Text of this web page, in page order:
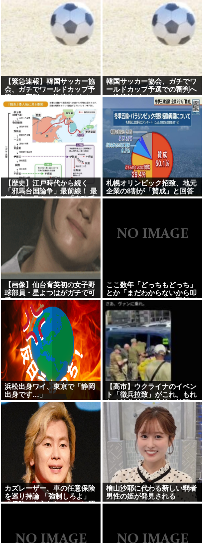
石で滅多打ち… 国民が怒り
「リーダーを失った」
【緊急速報】韓国サッカー協
会、ガチでワールドカップ予
選での審判への性接待がバレ
大炎上大騒ぎに
韓国サッカー協会、ガチでワ
ールドカップ予選での審判へ
の性接待がバレる
【歴史】江戸時代から続く
「邪馬台国論争」最前線！ 最
新研究で見えてきた「卑弥呼
の国」の有力説
札幌オリンピック招致、地元
企業の8割が「賛成」と回答
【画像】仙台育英初の女子野
球部員・星よつはがガチで可
愛すぎる！
ここ数年「どっちもどっち」
とか「まだわからないから叩
くな」とかゆうチキン野郎が
増えたけどどっから来たの？
(´・ω・`)
浜松出身ワイ、東京で「静岡
出身です…」
【高市】ウクライナのイベン
ト「徴兵拉致」がこれ。もれ
なく特典付きで前線で銃弾or
ドローン爆弾のプレゼントが
貰える！
カズレーザー、車の任意保険
を巡り持論 「強制しろよ」
「保険にも入れないヤツは運
檜山沙耶に代わる新しい弱者
男性の姫が発見される